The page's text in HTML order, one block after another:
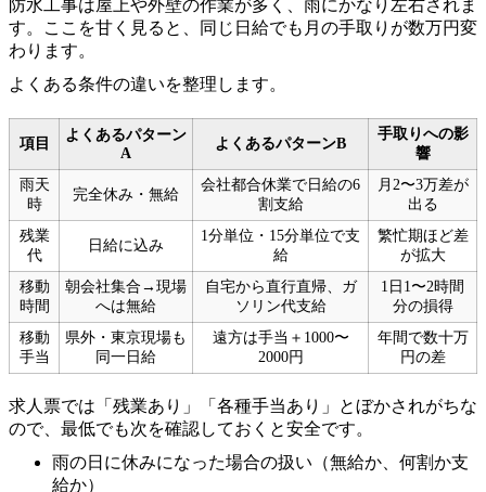
防水工事は屋上や外壁の作業が多く、雨にかなり左右されま
す。ここを甘く見ると、同じ日給でも月の手取りが数万円変
わります。
よくある条件の違いを整理します。
項目
よくあるパターン
A
よくあるパターンB
手取りへの影
響
雨天
時
完全休み・無給
会社都合休業で日給の6
割支給
月2〜3万差が
出る
残業
代
日給に込み
1分単位・15分単位で支
給
繁忙期ほど差
が拡大
移動
時間
朝会社集合→現場
へは無給
自宅から直行直帰、ガ
ソリン代支給
1日1〜2時間
分の損得
移動
手当
県外・東京現場も
同一日給
遠方は手当＋1000〜
2000円
年間で数十万
円の差
求人票では「残業あり」「各種手当あり」とぼかされがちな
ので、最低でも次を確認しておくと安全です。
雨の日に休みになった場合の扱い（無給か、何割か支
給か）